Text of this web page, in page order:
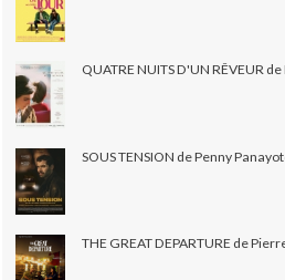
QUATRE NUITS D'UN RÊVEUR
SOUS TENSION de Penny
THE GREAT DEPARTURE de